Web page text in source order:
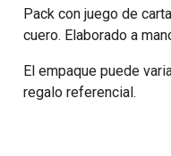
Pack con juego de
cuero. Elaborado a
El empaque puede
regalo referencial.